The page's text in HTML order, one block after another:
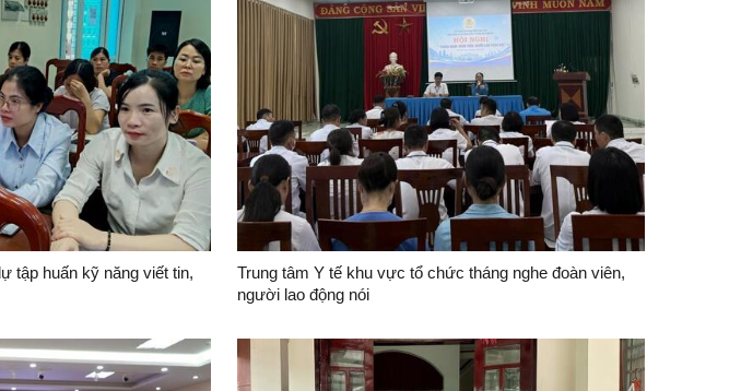
tập huấn kỹ năng viết tin,
Trung tâm Y tế khu vực tổ chức tháng nghe đoàn viên,
người lao động nói